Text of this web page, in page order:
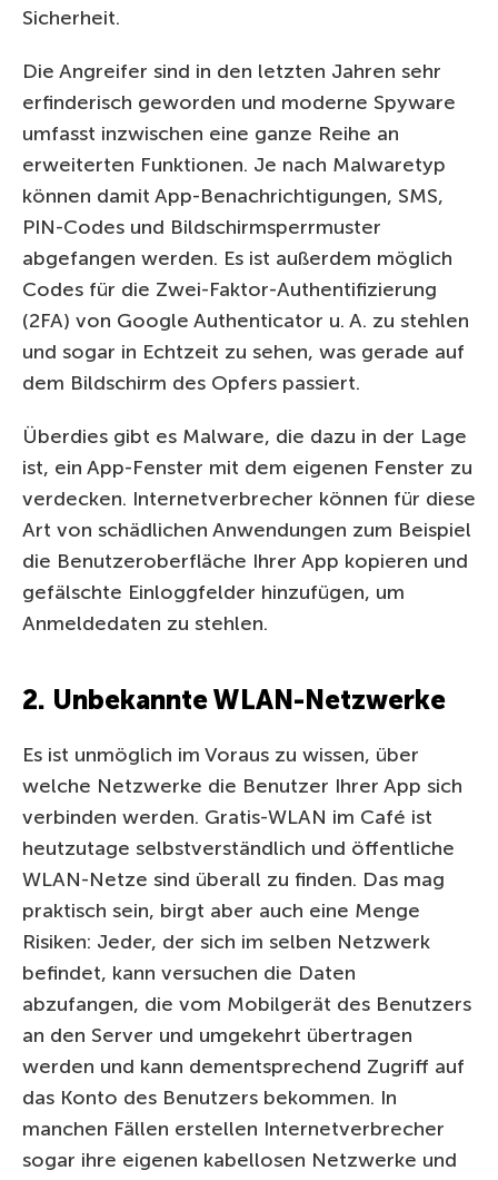
Sicherheit.
Die Angreifer sind in den letzten Jahren sehr
erfinderisch geworden und moderne Spyware
umfasst inzwischen eine ganze Reihe an
erweiterten Funktionen. Je nach Malwaretyp
können damit App-Benachrichtigungen, SMS,
PIN-Codes und Bildschirmsperrmuster
abgefangen werden. Es ist außerdem möglich
Codes für die Zwei-Faktor-Authentifizierung
(2FA) von Google Authenticator u. A. zu stehlen
und sogar in Echtzeit zu sehen, was gerade auf
dem Bildschirm des Opfers passiert.
Überdies gibt es Malware, die dazu in der Lage
ist, ein App-Fenster mit dem eigenen Fenster zu
verdecken. Internetverbrecher können für diese
Art von schädlichen Anwendungen zum Beispiel
die Benutzeroberfläche Ihrer App kopieren und
gefälschte Einloggfelder hinzufügen, um
Anmeldedaten zu stehlen.
2. Unbekannte WLAN-Netzwerke
Es ist unmöglich im Voraus zu wissen, über
welche Netzwerke die Benutzer Ihrer App sich
verbinden werden. Gratis-WLAN im Café ist
heutzutage selbstverständlich und öffentliche
WLAN-Netze sind überall zu finden. Das mag
praktisch sein, birgt aber auch eine Menge
Risiken: Jeder, der sich im selben Netzwerk
befindet, kann versuchen die Daten
abzufangen, die vom Mobilgerät des Benutzers
an den Server und umgekehrt übertragen
werden und kann dementsprechend Zugriff auf
das Konto des Benutzers bekommen. In
manchen Fällen erstellen Internetverbrecher
sogar ihre eigenen kabellosen Netzwerke und